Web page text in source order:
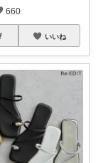
660
いいね